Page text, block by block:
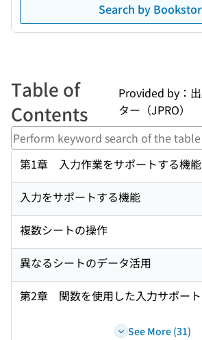
Search by
Table of
Contents
Provided by：
ター（JPRO）
第1章 入力作業をサポートする機能
入力をサポートする機能
複数シートの操作
異なるシートのデータ活用
第2章 関数を使用した入力サポート
See More (31)